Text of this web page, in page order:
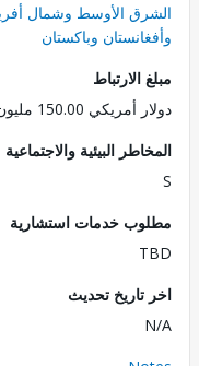
الأوسط وشمال أفريقيا
وباكستان
150.00 مليون
البيئية والاجتماعية
خدمات استشارية
تحديث